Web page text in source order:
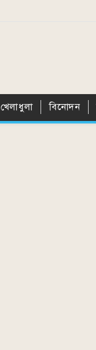
খেলাধুলা বিনোদন